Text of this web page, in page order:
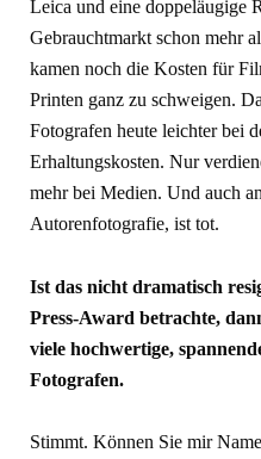
Leica und eine doppeläugige
Gebrauchtmarkt schon mehr
kamen noch die Kosten für
Printen ganz zu schweigen.
Fotografen heute leichter bei
Erhaltungskosten. Nur
mehr bei Medien. Und auch
Autorenfotografie, ist tot.
Ist das nicht dramatisch
Press-Award betrachte,
viele hochwertige,
Fotografen.
Stimmt. Können Sie mir